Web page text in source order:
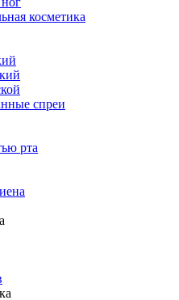
косметика
спреи
рта